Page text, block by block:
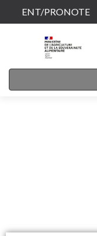
ENT/PRONOTE